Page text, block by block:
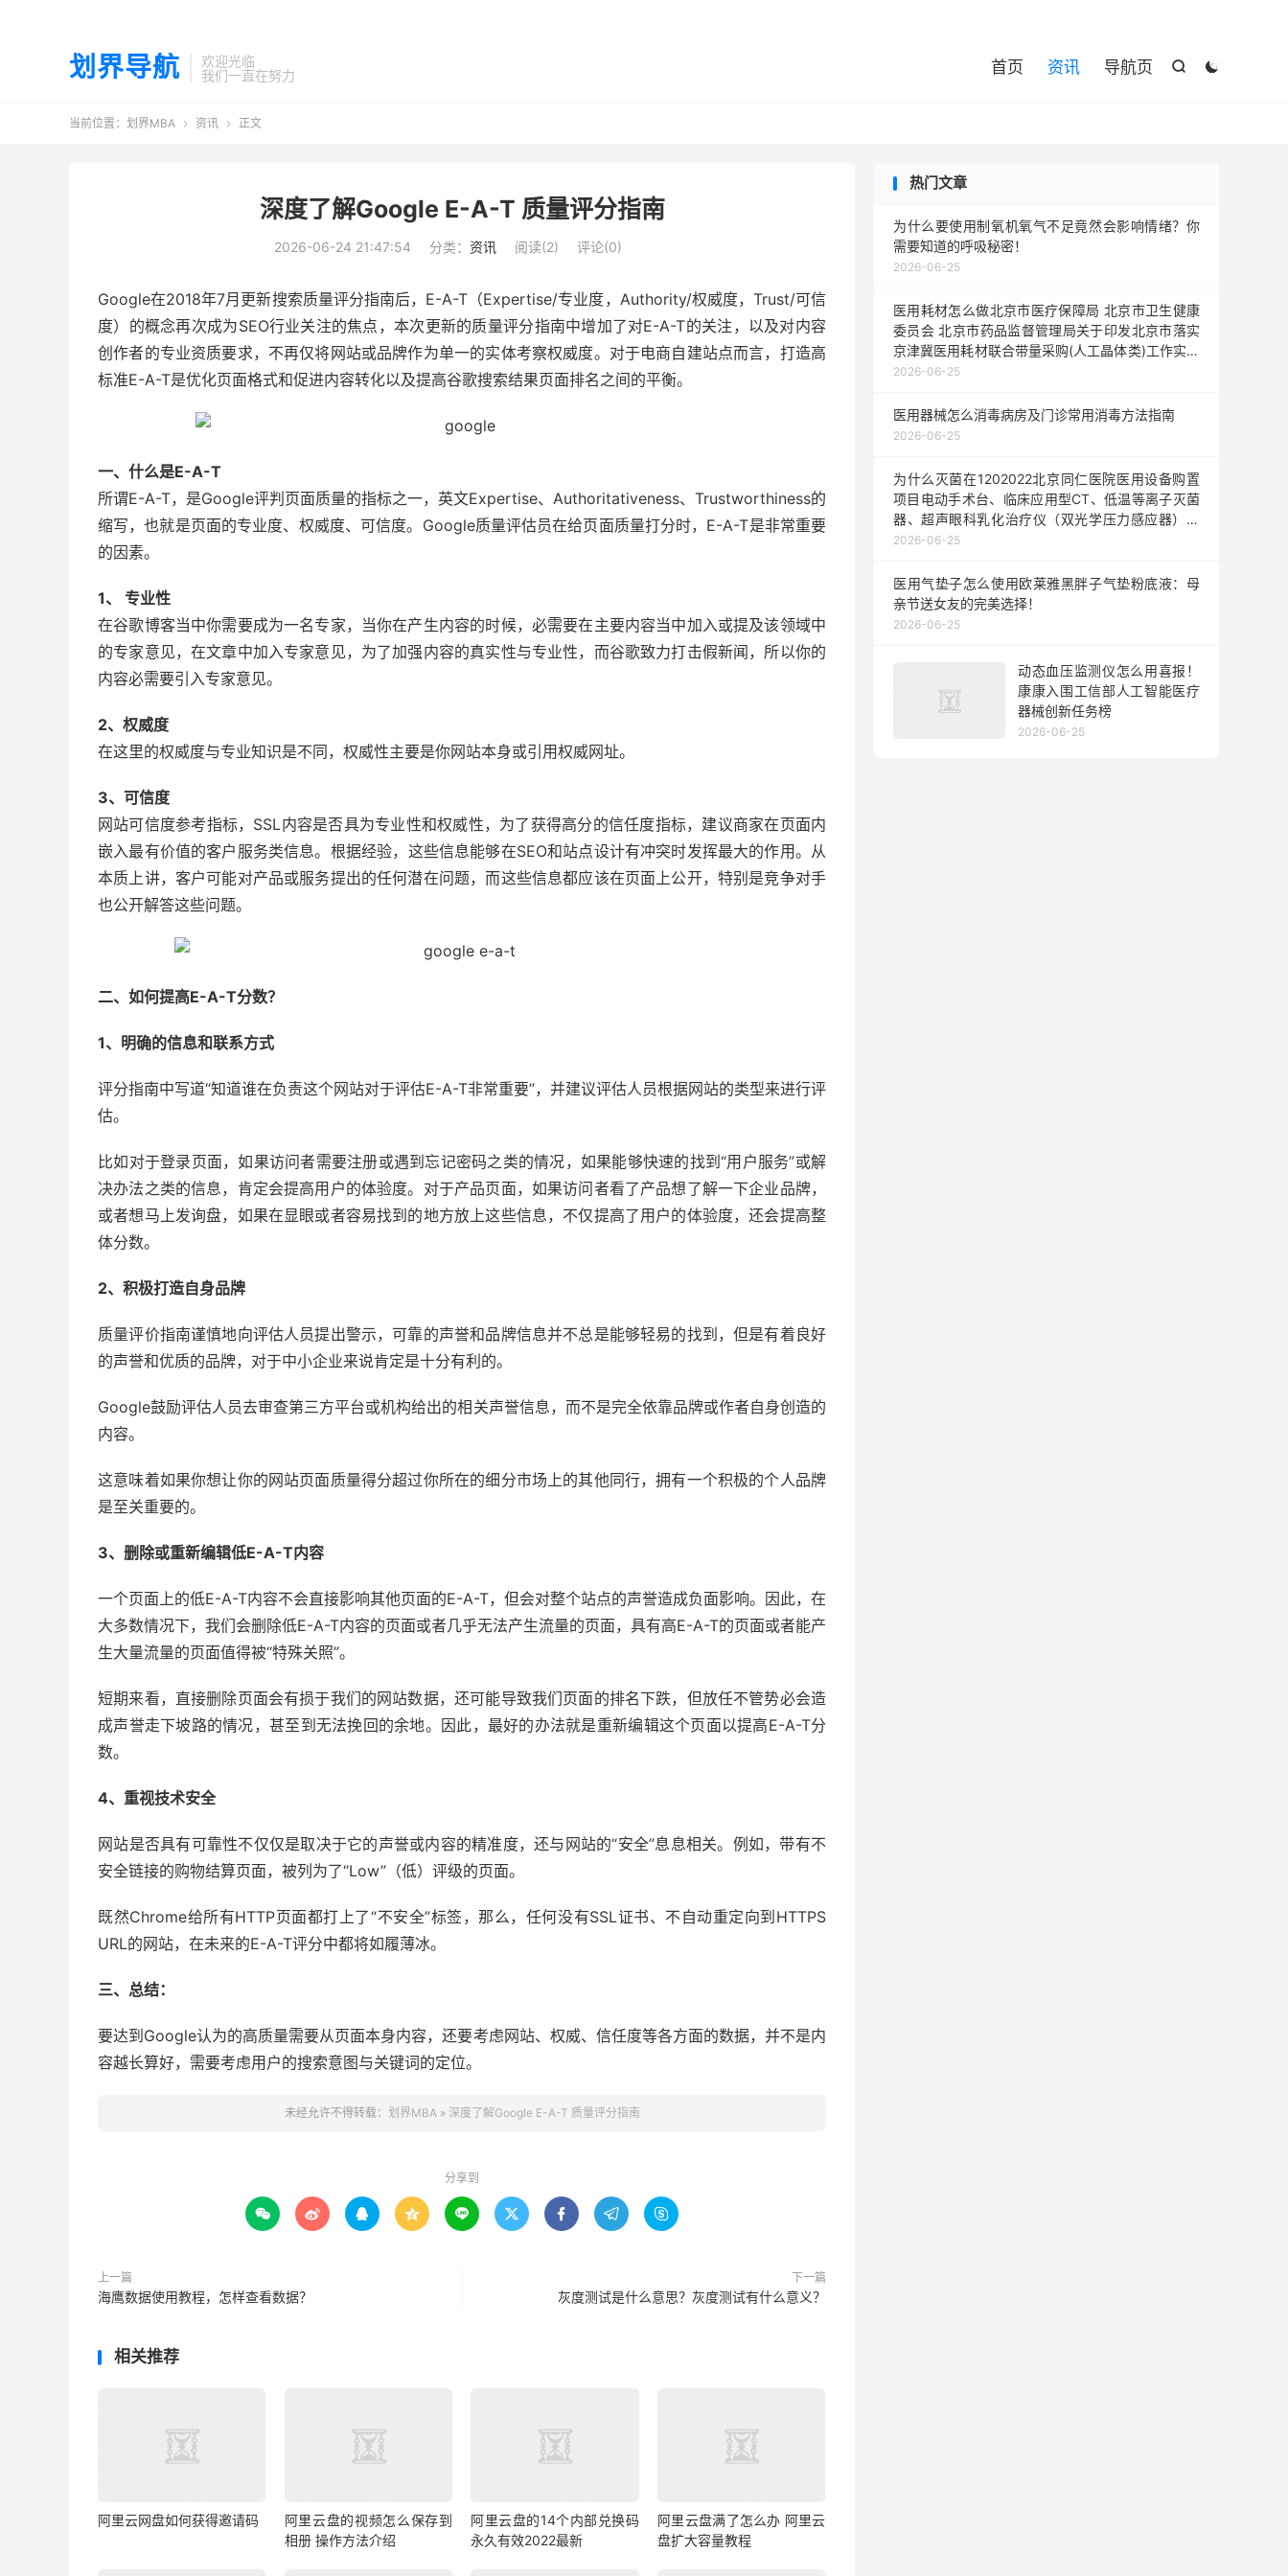
划界导航
欢迎光临
我们一直在努力


首页 资讯 导航页
当前位置： 划界MBA  资讯  正文
深度了解Google E-A-T 质量评分指南
2026-06-24 21:47:54 分类： 资讯 阅读(2) 评论(0)
Google在2018年7月更新搜索质量评分指南后，E-A-T（Expertise/专业度，Authority/权威度，Trust/可信
度）的概念再次成为SEO行业关注的焦点，本次更新的质量评分指南中增加了对E-A-T的关注，以及对内容
创作者的专业资质要求，不再仅将网站或品牌作为单一的实体考察权威度。对于电商自建站点而言，打造高
标准E-A-T是优化页面格式和促进内容转化以及提高谷歌搜索结果页面排名之间的平衡。
一、什么是E-A-T
所谓E-A-T，是Google评判页面质量的指标之一，英文Expertise、Authoritativeness、Trustworthiness的
缩写，也就是页面的专业度、权威度、可信度。Google质量评估员在给页面质量打分时，E-A-T是非常重要
的因素。
1、 专业性
在谷歌博客当中你需要成为一名专家，当你在产生内容的时候，必需要在主要内容当中加入或提及该领域中
的专家意见，在文章中加入专家意见，为了加强内容的真实性与专业性，而谷歌致力打击假新闻，所以你的
内容必需要引入专家意见。
2、权威度
在这里的权威度与专业知识是不同，权威性主要是你网站本身或引用权威网址。
3、可信度
网站可信度参考指标，SSL内容是否具为专业性和权威性，为了获得高分的信任度指标，建议商家在页面内
嵌入最有价值的客户服务类信息。根据经验，这些信息能够在SEO和站点设计有冲突时发挥最大的作用。从
本质上讲，客户可能对产品或服务提出的任何潜在问题，而这些信息都应该在页面上公开，特别是竞争对手
也公开解答这些问题。
二、如何提高E-A-T分数？
1、明确的信息和联系方式
评分指南中写道“知道谁在负责这个网站对于评估E-A-T非常重要”，并建议评估人员根据网站的类型来进行评
估。
比如对于登录页面，如果访问者需要注册或遇到忘记密码之类的情况，如果能够快速的找到“用户服务”或解
决办法之类的信息，肯定会提高用户的体验度。对于产品页面，如果访问者看了产品想了解一下企业品牌，
或者想马上发询盘，如果在显眼或者容易找到的地方放上这些信息，不仅提高了用户的体验度，还会提高整
体分数。
2、积极打造自身品牌
质量评价指南谨慎地向评估人员提出警示，可靠的声誉和品牌信息并不总是能够轻易的找到，但是有着良好
的声誉和优质的品牌，对于中小企业来说肯定是十分有利的。
Google鼓励评估人员去审查第三方平台或机构给出的相关声誉信息，而不是完全依靠品牌或作者自身创造的
内容。
这意味着如果你想让你的网站页面质量得分超过你所在的细分市场上的其他同行，拥有一个积极的个人品牌
是至关重要的。
3、删除或重新编辑低E-A-T内容
一个页面上的低E-A-T内容不会直接影响其他页面的E-A-T，但会对整个站点的声誉造成负面影响。因此，在
大多数情况下，我们会删除低E-A-T内容的页面或者几乎无法产生流量的页面，具有高E-A-T的页面或者能产
生大量流量的页面值得被“特殊关照”。
短期来看，直接删除页面会有损于我们的网站数据，还可能导致我们页面的排名下跌，但放任不管势必会造
成声誉走下坡路的情况，甚至到无法挽回的余地。因此，最好的办法就是重新编辑这个页面以提高E-A-T分
数。
4、重视技术安全
网站是否具有可靠性不仅仅是取决于它的声誉或内容的精准度，还与网站的“安全”息息相关。例如，带有不
安全链接的购物结算页面，被列为了“Low”（低）评级的页面。
既然Chrome给所有HTTP页面都打上了“不安全”标签，那么，任何没有SSL证书、不自动重定向到HTTPS
URL的网站，在未来的E-A-T评分中都将如履薄冰。
三、总结：
要达到Google认为的高质量需要从页面本身内容，还要考虑网站、权威、信任度等各方面的数据，并不是内
容越长算好，需要考虑用户的搜索意图与关键词的定位。
未经允许不得转载： 划界MBA» 深度了解Google E-A-T 质量评分指南
分享到
        
上一篇
海鹰数据使用教程，怎样查看数据？
下一篇
灰度测试是什么意思？灰度测试有什么意义？
相关推荐
阿里云网盘如何获得邀请码
阿里云盘的视频怎么保存到
相册 操作方法介绍
阿里云盘的14个内部兑换码
永久有效2022最新
阿里云盘满了怎么办 阿里云
盘扩大容量教程
热门文章
为什么要使用制氧机氧气不足竟然会影响情绪？你
需要知道的呼吸秘密！
2026-06-25
医用耗材怎么做北京市医疗保障局 北京市卫生健康
委员会 北京市药品监督管理局关于印发北京市落实
京津冀医用耗材联合带量采购(人工晶体类)工作实施
方案的通知
2026-06-25
医用器械怎么消毒病房及门诊常用消毒方法指南
2026-06-25
为什么灭菌在1202022北京同仁医院医用设备购置
项目电动手术台、临床应用型CT、低温等离子灭菌
器、超声眼科乳化治疗仪（双光学压力感应器）、
关节镜系统、彩色多普勒超声诊断仪（便携式）、
中央监护系统（遥测）、超声生物显微镜、骨科电
动手术系统、多功能血液净化机、YAG激光治疗系
2026-06-25
医用气垫子怎么使用欧莱雅黑胖子气垫粉底液：母
亲节送女友的完美选择！
2026-06-25
动态血压监测仪怎么用喜报！
康康入围工信部人工智能医疗
器械创新任务榜
2026-06-25